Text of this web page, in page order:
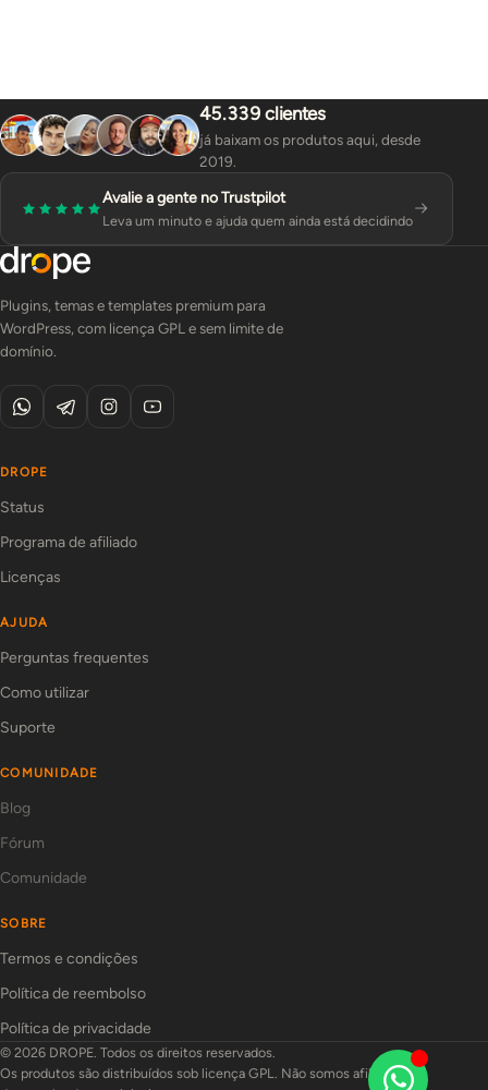
45.339 clientes
já baixam os produtos aqui, desde
2019.
Avalie a gente no Trustpilot
Leva um minuto e ajuda quem ainda está decidindo
Plugins, temas e templates premium para
WordPress, com licença GPL e sem limite de
domínio.
DROPE
Status
Programa de afiliado
Licenças
AJUDA
Perguntas frequentes
Como utilizar
Suporte
COMUNIDADE
Blog
Fórum
Comunidade
SOBRE
Termos e condições
Política de reembolso
Política de privacidade
© 2026 DROPE. Todos os direitos reservados.
Os produtos são distribuídos sob licença GPL. Não somos afiliados aos